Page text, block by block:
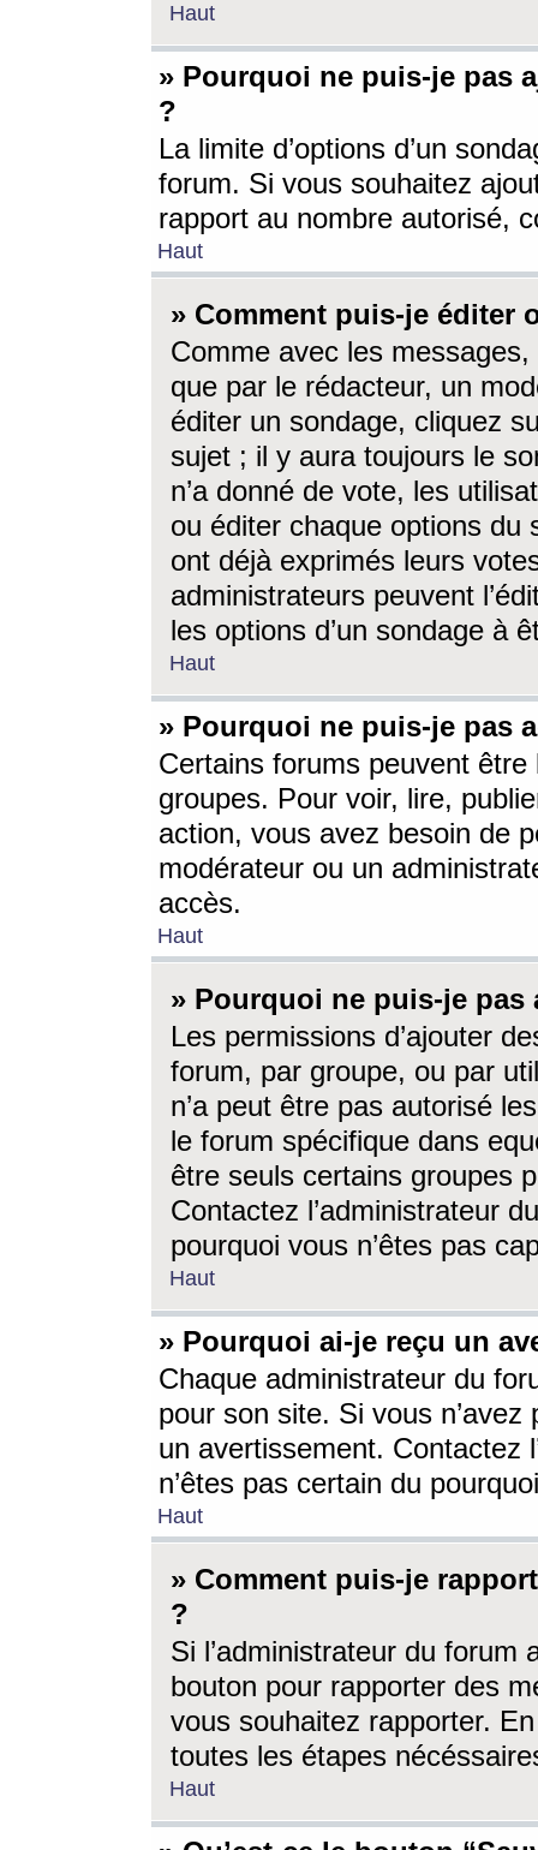
Haut
» Pourquoi ne puis-je pas
?
La limite d’options d’un
forum. Si vous souhaitez
rapport au nombre autorisé,
Haut
» Comment puis-je éditer
Comme avec les
que par le rédacteur, un
éditer un sondage, cliquez
sujet ; il y aura toujours le
n’a donné de vote, les
ou éditer chaque options du
ont déjà exprimés leurs
administrateurs peuvent
les options d’un sondage à
Haut
» Pourquoi ne puis-je pas
Certains forums peuvent être
groupes. Pour voir, lire,
action, vous avez besoin de
modérateur ou un
accès.
Haut
» Pourquoi ne puis-je
Les permissions d’ajouter
forum, par groupe, ou par
n’a peut être pas autorisé
le forum spécifique dans
être seuls certains groupes
Contactez l’administrateur
pourquoi vous n’êtes pas
Haut
» Pourquoi ai-je reçu un
Chaque administrateur du
pour son site. Si vous
un avertissement. Contactez
n’êtes pas certain du
Haut
» Comment puis-je
?
Si l’administrateur du forum
bouton pour rapporter des
vous souhaitez rapporter.
toutes les étapes
Haut